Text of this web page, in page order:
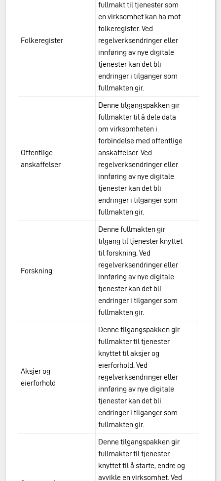
Folkeregister
fullmakt til tjenester som
en virksomhet kan ha mot
folkeregister. Ved
regelverksendringer eller
innføring av nye digitale
tjenester kan det bli
endringer i tilganger som
fullmakten gir.
Offentlige
anskaffelser
Denne tilgangspakken gir
fullmakter til å dele data
om virksomheten i
forbindelse med offentlige
anskaffelser. Ved
regelverksendringer eller
innføring av nye digitale
tjenester kan det bli
endringer i tilganger som
fullmakten gir.
Forskning
Denne fullmakten gir
tilgang til tjenester knyttet
til forskning. Ved
regelverksendringer eller
innføring av nye digitale
tjenester kan det bli
endringer i tilganger som
fullmakten gir.
Aksjer og
eierforhold
Denne tilgangspakken gir
fullmakter til tjenester
knyttet til aksjer og
eierforhold. Ved
regelverksendringer eller
innføring av nye digitale
tjenester kan det bli
endringer i tilganger som
fullmakten gir.
Denne tilgangspakken gir
fullmakter til tjenester
knyttet til å starte, endre og
avvikle en virksomhet. Ved